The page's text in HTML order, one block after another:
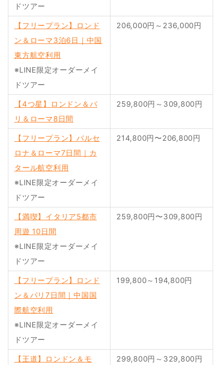
ドツアー
【フリープラン】ロンド
ン＆ローマ3泊6日｜中国
東方航空利用
※LINE限定オーダーメイ
ドツアー
206,000円～236,000円
【4つ星】ロンドン＆パ
リ＆ローマ8日間
259,800円～309,800円
【フリープラン】バルセ
ロナ＆ローマ7日間｜カ
タール航空利用
※LINE限定オーダーメイ
ドツアー
214,800円〜206,800円
【満喫】イタリア5都市
周遊 10日間
※LINE限定オーダーメイ
ドツアー
259,800円〜309,800円
【フリープラン】ロンド
ン＆パリ7日間｜中国国
際航空利用
※LINE限定オーダーメイ
ドツアー
199,800～194,800円
【王道】ロンドン＆モ
299,800円～329,800円